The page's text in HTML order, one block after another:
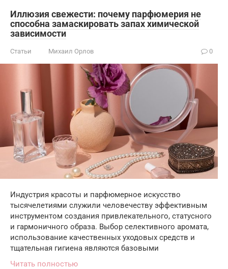
Иллюзия свежести: почему парфюмерия не
способна замаскировать запах химической
зависимости
Статьи Михаил Орлов 0
Индустрия красоты и парфюмерное искусство
тысячелетиями служили человечеству эффективным
инструментом создания привлекательного, статусного
и гармоничного образа. Выбор селективного аромата,
использование качественных уходовых средств и
тщательная гигиена являются базовыми
Читать полностью